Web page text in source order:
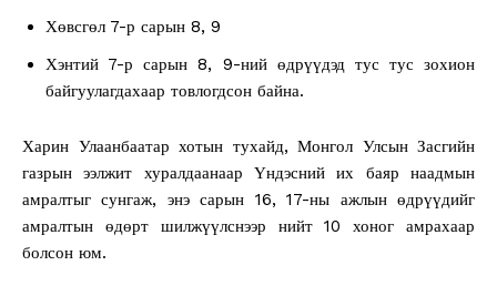
Хөвсгөл 7-р сарын 8, 9
Хэнтий 7-р сарын 8, 9-ний өдрүүдэд тус тус зохион
байгуулагдахаар товлогдсон байна.
Харин Улаанбаатар хотын тухайд, Монгол Улсын Засгийн
газрын ээлжит хуралдаанаар Үндэсний их баяр наадмын
амралтыг сунгаж, энэ сарын 16, 17-ны ажлын өдрүүдийг
амралтын өдөрт шилжүүлснээр нийт 10 хоног амрахаар
болсон юм.